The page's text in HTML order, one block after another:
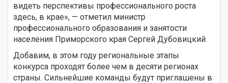
видеть перспективы профессионального роста
здесь, в крае», — отметил министр
профессионального образования и занятости
населения Приморского края Сергей Дубовицкий.
Добавим, в этом году региональные этапы
конкурса проходят более чем в десяти регионах
страны. Сильнейшие команды будут приглашены в